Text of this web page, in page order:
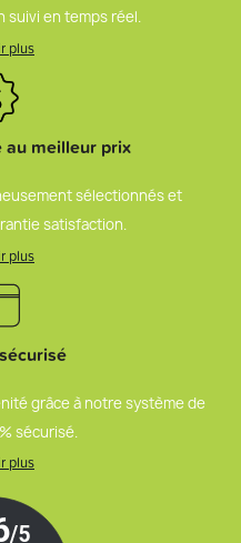
suivi en temps réel.
plus
au meilleur prix
sélectionnés et
satisfaction.
plus
grâce à notre système de
sécurisé.
plus